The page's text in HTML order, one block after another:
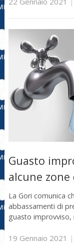
Guasto
alcune zone
La Gori comunica
abbassamenti di
guasto improvviso,
19 Gennaio 2021 |